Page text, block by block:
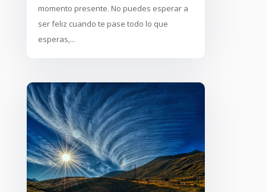
momento presente. No puedes esperar a
ser feliz cuando te pase todo lo que
esperas,...